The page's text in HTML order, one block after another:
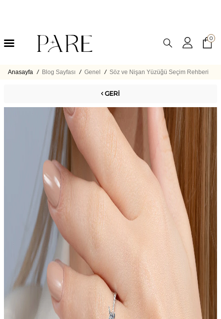
0
Anasayfa / Blog Sayfası / Genel / Söz ve Nişan Yüzüğü Seçim Rehberi
GERI